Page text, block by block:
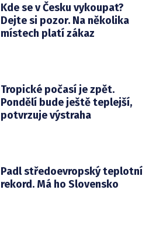
Kde se v Česku vykoupat?
Dejte si pozor. Na několika
místech platí zákaz
Tropické počasí je zpět.
Pondělí bude ještě teplejší,
potvrzuje výstraha
Padl středoevropský teplotní
rekord. Má ho Slovensko